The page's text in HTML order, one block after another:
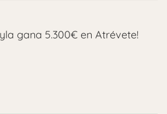
gana 5.300€ en Atrévete!